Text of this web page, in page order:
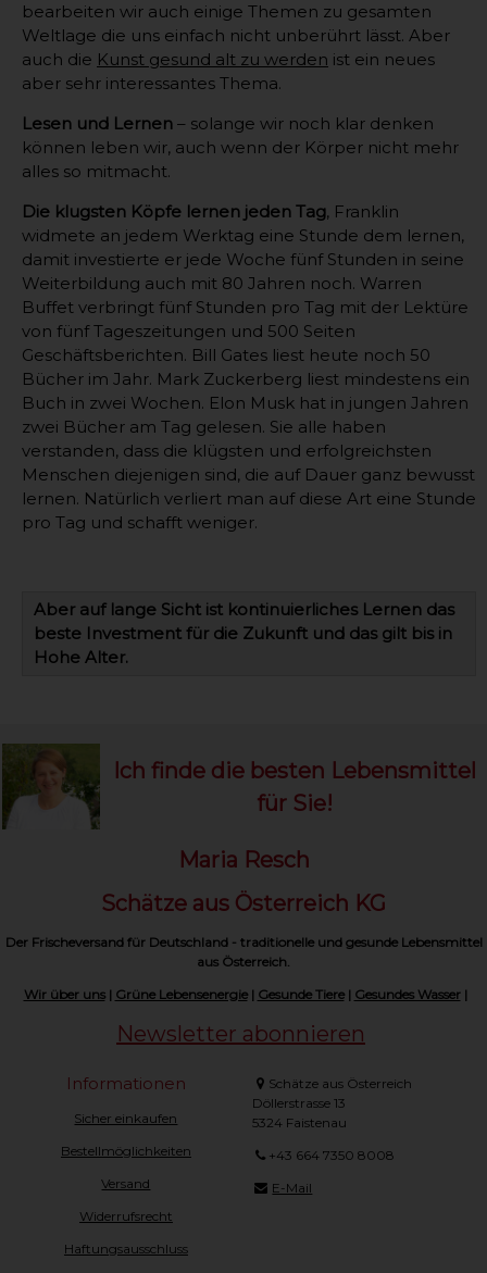
bearbeiten wir auch einige Themen zu gesamten
Weltlage die uns einfach nicht unberührt lässt. Aber
auch die Kunst gesund alt zu werden ist ein neues
aber sehr interessantes Thema.
Lesen und Lernen – solange wir noch klar denken
können leben wir, auch wenn der Körper nicht mehr
alles so mitmacht.
Die klugsten Köpfe lernen jeden Tag, Franklin
widmete an jedem Werktag eine Stunde dem lernen,
damit investierte er jede Woche fünf Stunden in seine
Weiterbildung auch mit 80 Jahren noch. Warren
Buffet verbringt fünf Stunden pro Tag mit der Lektüre
von fünf Tageszeitungen und 500 Seiten
Geschäftsberichten. Bill Gates liest heute noch 50
Bücher im Jahr. Mark Zuckerberg liest mindestens ein
Buch in zwei Wochen. Elon Musk hat in jungen Jahren
zwei Bücher am Tag gelesen. Sie alle haben
verstanden, dass die klügsten und erfolgreichsten
Menschen diejenigen sind, die auf Dauer ganz bewusst
lernen. Natürlich verliert man auf diese Art eine Stunde
pro Tag und schafft weniger.
Aber auf lange Sicht ist kontinuierliches Lernen das
beste Investment für die Zukunft und das gilt bis in
Hohe Alter.
Ich finde die besten Lebensmittel
für Sie!
Maria Resch
Schätze aus Österreich KG
Der Frischeversand für Deutschland - traditionelle und gesunde Lebensmittel
aus Österreich.
Wir über uns| Grüne Lebensenergie| Gesunde Tiere| Gesundes Wasser|
Newsletter abonnieren
Informationen
Sicher einkaufen
Bestellmöglichkeiten
Versand
Widerrufsrecht
Haftungsausschluss
Schätze aus Österreich
Döllerstrasse 13
5324 Faistenau
+43 664 7350 8008
E-Mail